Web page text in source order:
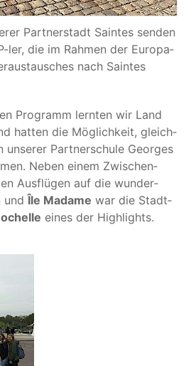
Part­ner­stadt Sain­tes sen­den
ler, die im Rah­men der Euro­pa­
nach Sain­tes
Pro­gramm lern­ten wir Land
hat­ten die Mög­lich­keit, gleich­
unse­rer Part­ner­schu­le Geor­ges
Neben einem Zwi­schen­
Aus­flü­gen auf die wun­der­
undÎle Madame war die Stadt­
eines der Highlights.